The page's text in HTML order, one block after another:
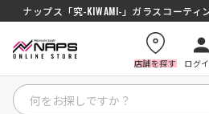
ナップス「究-KIWAMI-」ガラスコーティ
店舗を探す ログ